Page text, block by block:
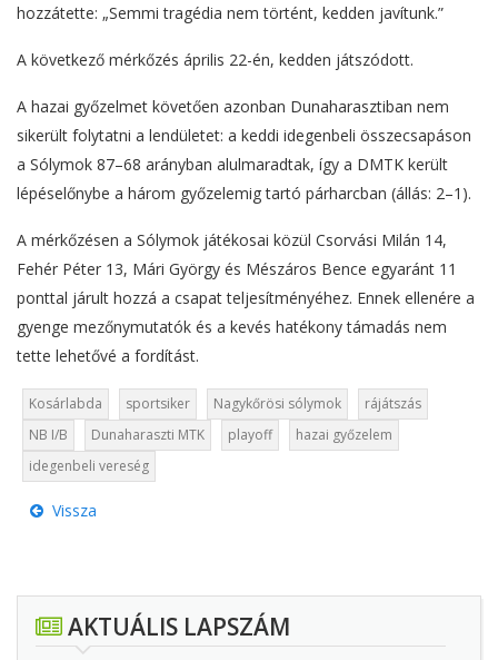
hozzátette: „Semmi tragédia nem történt, kedden javítunk.”
A következő mérkőzés április 22-én, kedden játszódott.
A hazai győzelmet követően azonban Dunaharasztiban nem
sikerült folytatni a lendületet: a keddi idegenbeli összecsapáson
a Sólymok 87–68 arányban alulmaradtak, így a DMTK került
lépéselőnybe a három győzelemig tartó párharcban (állás: 2–1).
A mérkőzésen a Sólymok játékosai közül Csorvási Milán 14,
Fehér Péter 13, Mári György és Mészáros Bence egyaránt 11
ponttal járult hozzá a csapat teljesítményéhez. Ennek ellenére a
gyenge mezőnymutatók és a kevés hatékony támadás nem
tette lehetővé a fordítást.
Kosárlabda sportsiker Nagykőrösi sólymok
rájátszás
NB I/B
Dunaharaszti MTK playoff
hazai győzelem
idegenbeli vereség
Vissza
AKTUÁLIS LAPSZÁM